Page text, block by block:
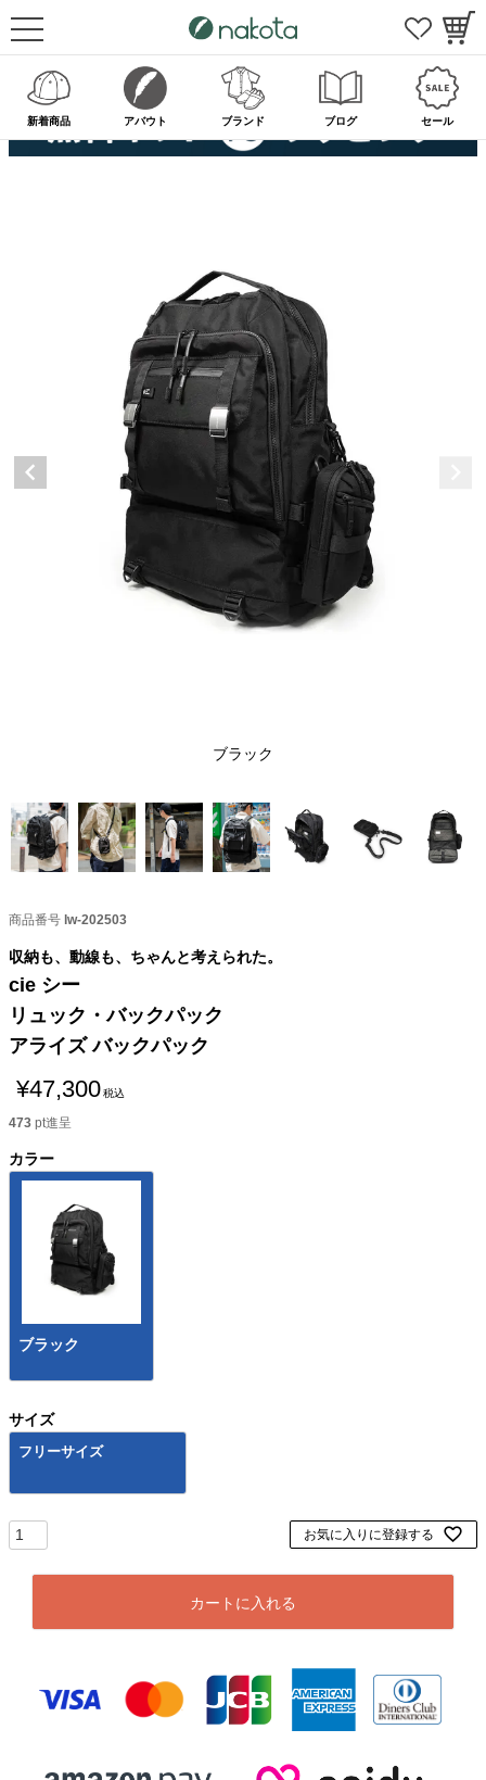
新着商品 アバウト ブランド ブログ セール
ブラック
商品番号 lw-202503
収納も、動線も、ちゃんと考えられた。
cie シー
リュック・バックパック
アライズ バックパック
¥47,300税込
473 pt進呈
カラー
ブラック
サイズ
フリーサイズ
お気に入りに登録する
カートに入れる